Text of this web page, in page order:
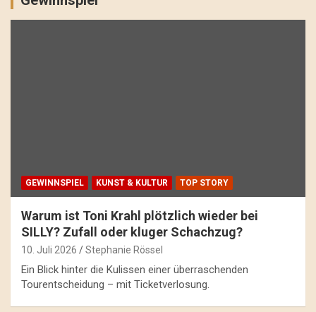
GEWINNSPIEL KUNST & KULTUR TOP STORY
Warum ist Toni Krahl plötzlich wieder bei
SILLY? Zufall oder kluger Schachzug?
10. Juli 2026 Stephanie Rössel
Ein Blick hinter die Kulissen einer überraschenden
Tourentscheidung – mit Ticketverlosung.